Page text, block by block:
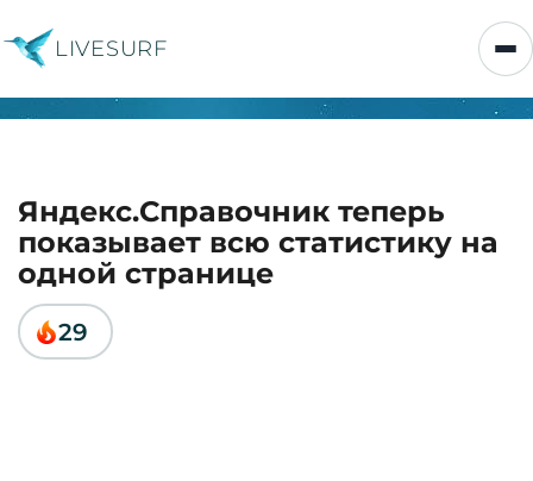
LIVESURF
Яндекс.Справочник теперь
показывает всю статистику на
одной странице
29